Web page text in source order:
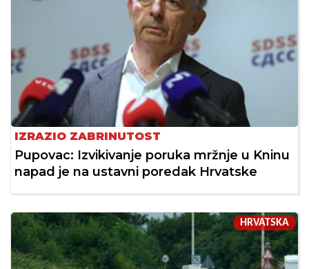
IZRAZIO ZABRINUTOST
Pupovac: Izvikivanje poruka mržnje u Kninu
napad je na ustavni poredak Hrvatske
HRVATSKA